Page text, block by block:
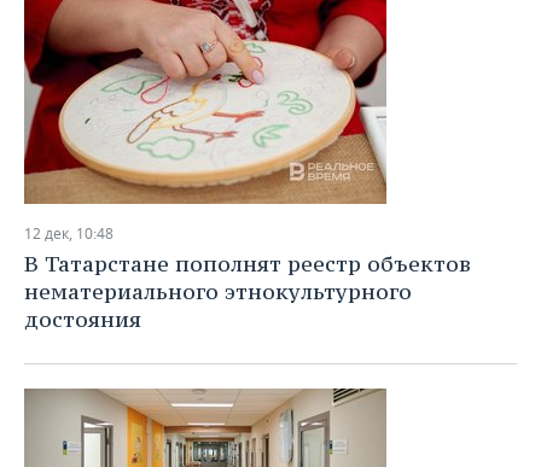
12 дек, 10:48
В Татарстане пополнят реестр объектов
нематериального этнокультурного
достояния